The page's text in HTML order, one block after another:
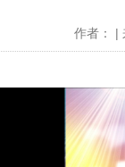
作者： |